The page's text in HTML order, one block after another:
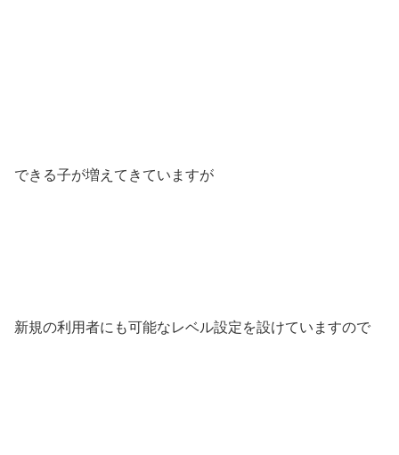
できる子が増えてきていますが
新規の利用者にも可能なレベル設定を設けていますので